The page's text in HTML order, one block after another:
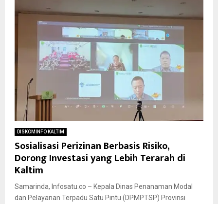
DISKOMINFO KALTIM
Sosialisasi Perizinan Berbasis Risiko,
Dorong Investasi yang Lebih Terarah di
Kaltim
Samarinda, Infosatu.co – Kepala Dinas Penanaman Modal
dan Pelayanan Terpadu Satu Pintu (DPMPTSP) Provinsi